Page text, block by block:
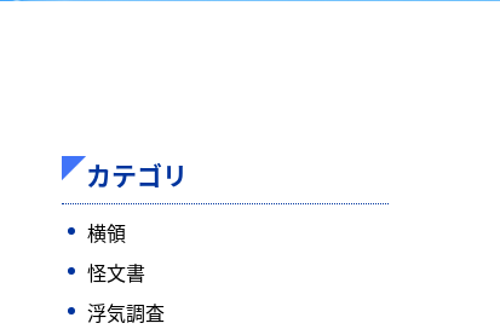
カテゴリ
横領
怪文書
浮気調査